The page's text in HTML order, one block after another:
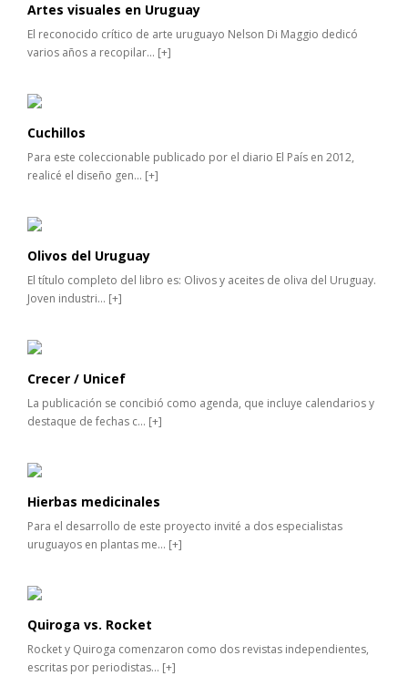
Artes visuales en Uruguay
El reconocido crítico de arte uruguayo Nelson Di Maggio dedicó
varios años a recopilar... [+]
Cuchillos
Para este coleccionable publicado por el diario El País en 2012,
realicé el diseño gen... [+]
Olivos del Uruguay
El título completo del libro es: Olivos y aceites de oliva del Uruguay.
Joven industri... [+]
Crecer / Unicef
La publicación se concibió como agenda, que incluye calendarios y
destaque de fechas c... [+]
Hierbas medicinales
Para el desarrollo de este proyecto invité a dos especialistas
uruguayos en plantas me... [+]
Quiroga vs. Rocket
Rocket y Quiroga comenzaron como dos revistas independientes,
escritas por periodistas... [+]